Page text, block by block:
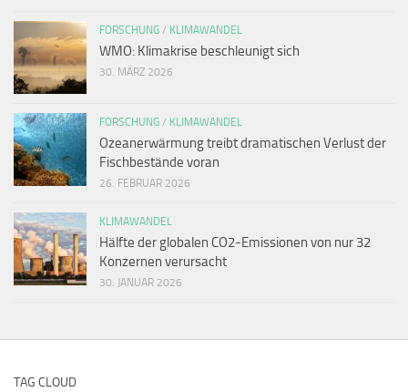
FORSCHUNG / KLIMAWANDEL
WMO: Klimakrise beschleunigt sich
30. MÄRZ 2026
FORSCHUNG / KLIMAWANDEL
Ozeanerwärmung treibt dramatischen Verlust der
Fischbestände voran
26. FEBRUAR 2026
KLIMAWANDEL
Hälfte der globalen CO2-Emissionen von nur 32
Konzernen verursacht
30. JANUAR 2026
TAG CLOUD